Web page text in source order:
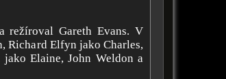
režíroval Gareth Evans. V
Richard Elfyn jako Charles,
Elaine, John Weldon a